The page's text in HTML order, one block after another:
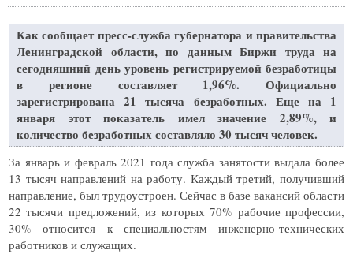
Как сообщает пресс-служба губернатора и правительства
Ленинградской области, по данным Биржи труда на
сегодняшний день уровень регистрируемой безработицы
в регионе составляет 1,96%. Официально
зарегистрирована 21 тысяча безработных. Еще на 1
января этот показатель имел значение 2,89%, и
количество безработных составляло 30 тысяч человек.
За январь и февраль 2021 года служба занятости выдала более
13 тысяч направлений на работу. Каждый третий, получивший
направление, был трудоустроен. Сейчас в базе вакансий области
22 тысячи предложений, из которых 70% рабочие профессии,
30% относится к специальностям инженерно-технических
работников и служащих.